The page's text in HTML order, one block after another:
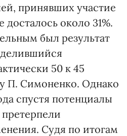
принявших участие
досталось около 31%.
был результат
50 к 45
П. Симоненко. Однако
спустя потенциалы
Судя по итогам